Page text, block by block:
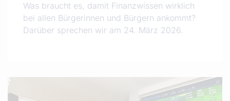
Was braucht es, damit Finanzwissen wirklich
bei allen Bürgerinnen und Bürgern ankommt?
Darüber sprechen wir am 24. März 2026.